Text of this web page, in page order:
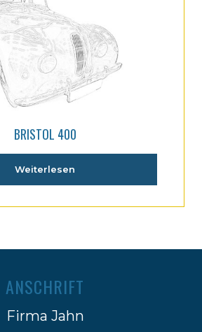
BRISTOL 400
Weiterlesen
ANSCHRIFT
Firma Jahn